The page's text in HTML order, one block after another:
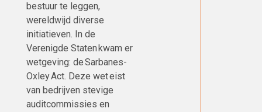
bestuur te leggen,
wereldwijd diverse
initiatieven. In de
Verenigde Staten kwam er
wetgeving: de Sarbanes-
Oxley Act. Deze wet eist
van bedrijven stevige
auditcommissies en